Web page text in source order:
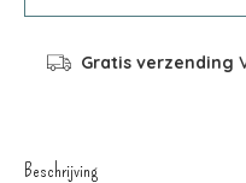
Gratis verzending
Beschrijving